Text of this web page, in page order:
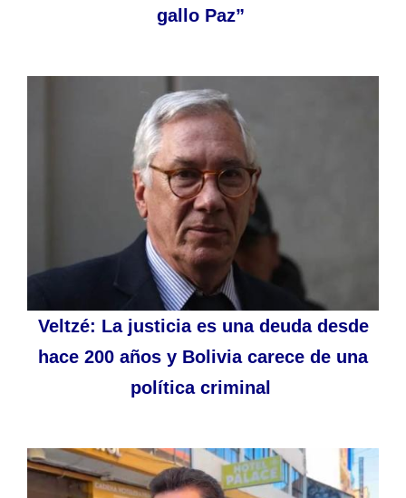
gallo Paz”
Veltzé: La justicia es una deuda desde
hace 200 años y Bolivia carece de una
política criminal